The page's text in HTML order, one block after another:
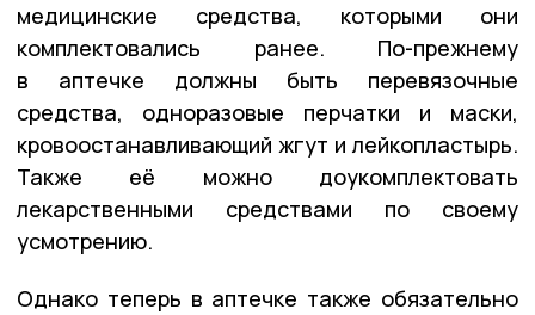
медицинские средства, которыми они
комплектовались ранее. По-прежнему
в аптечке должны быть перевязочные
средства, одноразовые перчатки и маски,
кровоостанавливающий жгут и лейкопластырь.
Также её можно доукомплектовать
лекарственными средствами по своему
усмотрению.
Однако теперь в аптечке также обязательно